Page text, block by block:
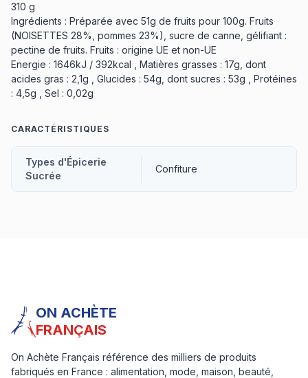
310 g
Ingrédients : Préparée avec 51g de fruits pour 100g. Fruits
(NOISETTES 28%, pommes 23%), sucre de canne, gélifiant :
pectine de fruits. Fruits : origine UE et non-UE
Energie : 1646kJ / 392kcal , Matières grasses : 17g, dont
acides gras : 2,1g , Glucides : 54g, dont sucres : 53g , Protéines
: 4,5g , Sel : 0,02g
CARACTÉRISTIQUES
Types d'Épicerie
Sucrée
Confiture
ON ACHÈTE
FRANÇAIS
On Achète Français référence des milliers de produits
fabriqués en France : alimentation, mode, maison, beauté,